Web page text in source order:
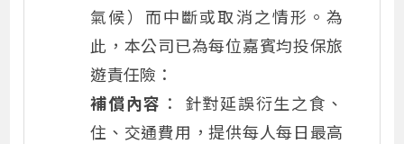
氣候）而中斷或取消之情形。為
此，本公司已為每位嘉賓均投保旅
遊責任險：
補償內容 ： 針對延誤衍生之食、
住、交通費用，提供每人每日最高